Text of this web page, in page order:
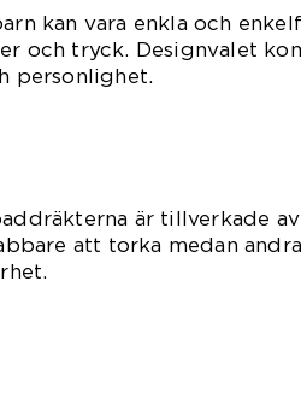
kan vara enkla och
och tryck. Designvalet
personlighet.
är tillverkade
att torka medan